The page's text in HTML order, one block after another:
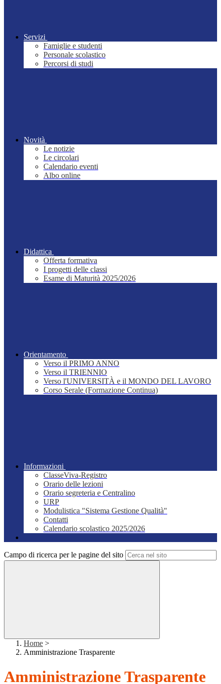
Servizi
Famiglie e studenti
Personale scolastico
Percorsi di studi
Novità
Le notizie
Le circolari
Calendario eventi
Albo online
Didattica
Offerta formativa
I progetti delle classi
Esame di Maturità 2025/2026
Orientamento
Verso il PRIMO ANNO
Verso il TRIENNIO
Verso l'UNIVERSITÀ e il MONDO DEL LAVORO
Corso Serale (Formazione Continua)
Informazioni
ClasseViva-Registro
Orario delle lezioni
Orario segreteria e Centralino
URP
Modulistica "Sistema Gestione Qualità"
Contatti
Calendario scolastico 2025/2026
Campo di ricerca per le pagine del sito
Home >
Amministrazione Trasparente
Amministrazione Trasparente